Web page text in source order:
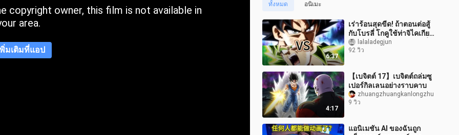
copyright owner, this film is not available in
area.
มเติมที่แอป
ทั้งหมด อนิเมะ
6:37
เร่าร้อนสุดขีด! ถ้าตอนต่อสู้
กับโบรลี่ โกคูใช้ท่าจิไคเกียกิ
ฉากต่อสู้ระดับภาพยนตร์ที่
ไฟลุกท่วมจอ! [ดร
lalaladegjun
92 วิว
4:17
【เบจิตต์ 17】เบจิตต์ถล่มซู
เปอร์กิลเลนอย่างราบคาบ
zhuangzhuangkanlongzhu
9 วิว
แอนิเมชัน AI ของฉันถูก